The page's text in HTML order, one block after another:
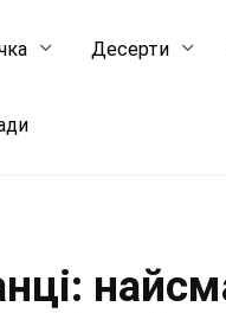
Десерти